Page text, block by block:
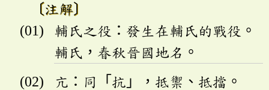
〔注解〕
輔氏之役：發生在輔氏的戰役。
輔氏，春秋晉國地名。
亢：同「抗」，抵禦、抵擋。